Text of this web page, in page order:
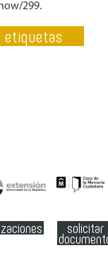
299.
etiquetas
solicitar